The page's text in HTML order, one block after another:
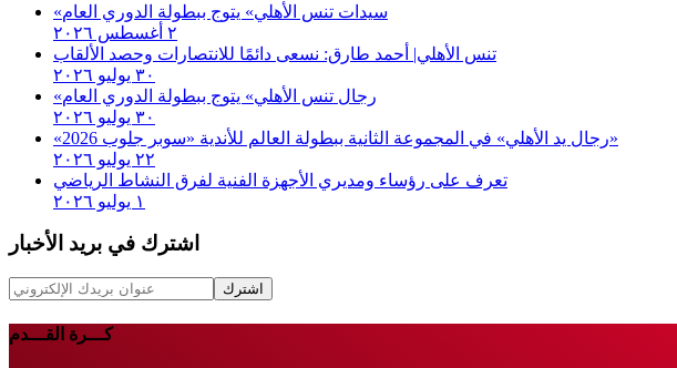
«سيدات تنس الأهلي» يتوج ببطولة الدوري العام
٢ أغسطس ٢٠٢٦
تنس الأهلي| أحمد طارق: نسعى دائمًا للانتصارات وحصد الألقاب
٣٠ يوليو ٢٠٢٦
«رجال تنس الأهلي» يتوج ببطولة الدوري العام
٣٠ يوليو ٢٠٢٦
«رجال يد الأهلي» في المجموعة الثانية ببطولة العالم للأندية «سوبر جلوب 2026»
٢٢ يوليو ٢٠٢٦
تعرف على رؤساء ومديري الأجهزة الفنية لفرق النشاط الرياضي
١ يوليو ٢٠٢٦
اشترك في بريد الأخبار
اشترك
كـــرة القـــدم